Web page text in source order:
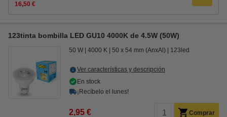
16,50 €
123tinta bombilla LED GU10 4000K de 4.5W (50W)
50 W 4000 K 50 x 54 mm (AnxAl) 123led
Ver características y descripción
En stock
¡Recíbelo el lunes!
2,95 € Comprar